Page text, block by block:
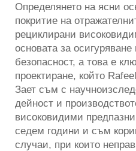
Определянето на ясни
покритие на
рециклирани
основата за
безопасност, а това е
проектиране, който
Зает съм с
дейност и
високовидими
седем години и съм
случаи, при които